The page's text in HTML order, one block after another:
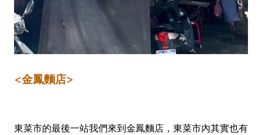
<金鳳麵店>
東菜市的最後一站我們來到金鳳麵店，東菜市內其實也有